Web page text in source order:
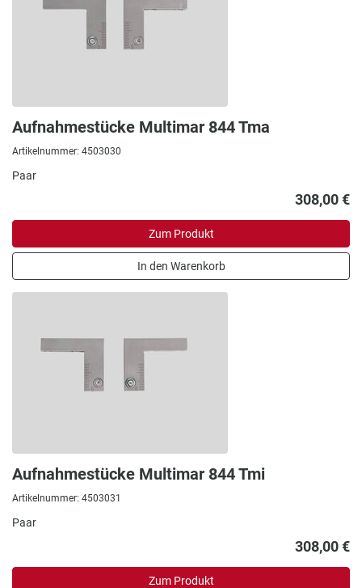
Aufnahmestücke Multimar 844 Tma
Artikelnummer: 4503030
Paar
308,00 €
Zum Produkt
In den Warenkorb
Aufnahmestücke Multimar 844 Tmi
Artikelnummer: 4503031
Paar
308,00 €
Zum Produkt